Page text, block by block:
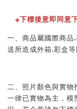
※下標後意即同意
一、商品屬國際商品
送所造成外箱.彩盒
二、照片顏色與實
一律已實物為主，模